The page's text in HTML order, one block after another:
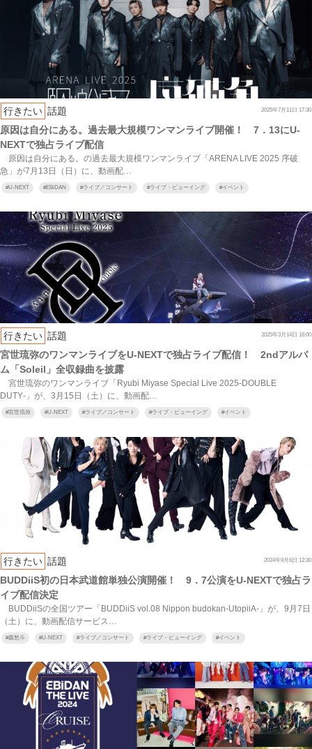
行きたい 話題 2025年7月11日 17:30
原因は自分にある。過去最大規模ワンマンライブ開催！ 7．13にU-
NEXTで独占ライブ配信
原因は自分にある。の過去最大規模ワンマンライブ「ARENA LIVE 2025 序破
急」が7月13日（日）に、動画配…
#U-NEXT #EBiDAN #ライブ／コンサート #ライブ・ビューイング #イベント
行きたい 話題 2025年3月14日 16:00
宮世琉弥のワンマンライブをU-NEXTで独占ライブ配信！ 2ndアルバ
ム「Soleil」全収録曲を披露
宮世琉弥のワンマンライブ「Ryubi Miyase Special Live 2025‐DOUBLE
DUTY‐」が、3月15日（土）に、動画配…
#宮世琉弥 #U-NEXT #ライブ／コンサート #ライブ・ビューイング #イベント
行きたい 話題 2024年9月6日 12:30
BUDDiiS初の日本武道館単独公演開催！ 9．7公演をU-NEXTで独占ラ
イブ配信決定
BUDDiiSの全国ツアー「BUDDiiS vol.08 Nippon budokan‐UtopiiA‐」が、9月7日
（土）に、動画配信サービス…
#森愁斗 #U-NEXT #ライブ／コンサート #ライブ・ビューイング #イベント